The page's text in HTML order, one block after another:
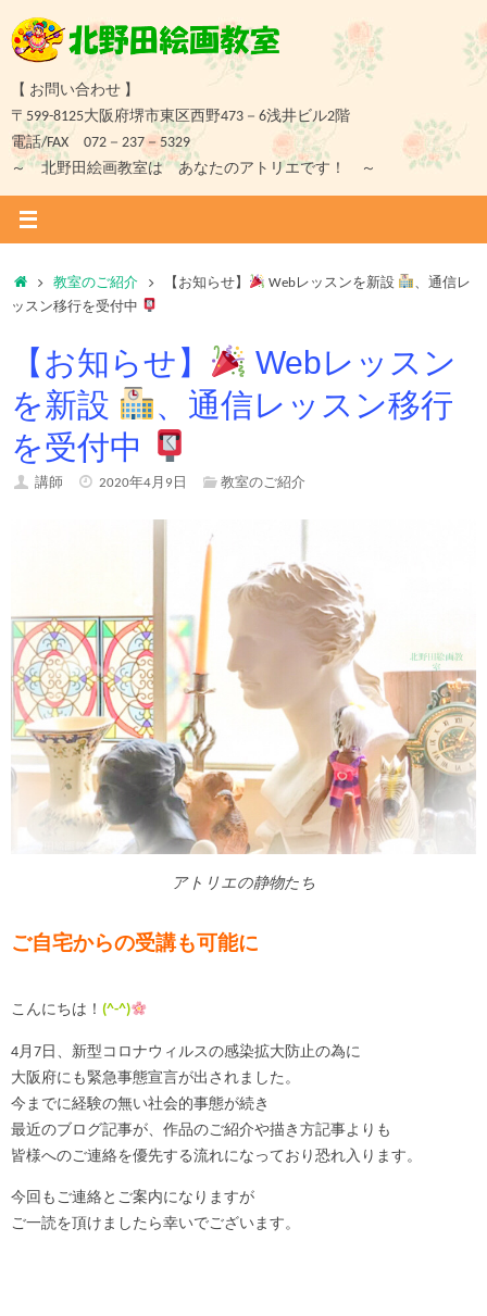
ン
ツ
へ
キ
プ
【 お問い合わせ 】
〒599-8125大阪府堺市東区西野473－6浅井ビル2階
電話/FAX 072－237－5329
～ 北野田絵画教室は あなたのアトリエです！ ～
ホ
ー
教室のご紹介 【お知らせ】 Webレッスンを新設
、通信レ
ッスン移行を受付中
【お知らせ】
Webレッスン
を新設
、通信レッスン移行
を受付中
講師 2020年4月9日 教室のご紹介
アトリエの静物たち
ご自宅からの受講も可能に
こんにちは！ (^-^)
4月7日、新型コロナウィルスの感染拡大防止の為に
大阪府にも緊急事態宣言が出されました。
今までに経験の無い社会的事態が続き
最近のブログ記事が、作品のご紹介や描き方記事よりも
皆様へのご連絡を優先する流れになっており恐れ入ります。
今回もご連絡とご案内になりますが
ご一読を頂けましたら幸いでございます。